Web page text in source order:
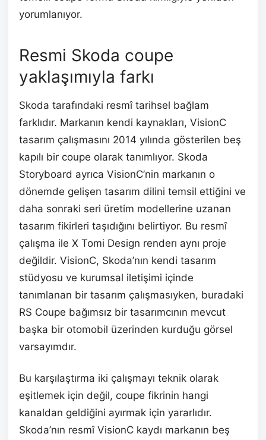
yorumlanıyor.
Resmi Skoda coupe
yaklaşımıyla farkı
Skoda tarafındaki resmî tarihsel bağlam
farklıdır. Markanın kendi kaynakları, VisionC
tasarım çalışmasını 2014 yılında gösterilen beş
kapılı bir coupe olarak tanımlıyor. Skoda
Storyboard ayrıca VisionC’nin markanın o
dönemde gelişen tasarım dilini temsil ettiğini ve
daha sonraki seri üretim modellerine uzanan
tasarım fikirleri taşıdığını belirtiyor. Bu resmî
çalışma ile X Tomi Design renderı aynı proje
değildir. VisionC, Skoda’nın kendi tasarım
stüdyosu ve kurumsal iletişimi içinde
tanımlanan bir tasarım çalışmasıyken, buradaki
RS Coupe bağımsız bir tasarımcının mevcut
başka bir otomobil üzerinden kurduğu görsel
varsayımdır.
Bu karşılaştırma iki çalışmayı teknik olarak
eşitlemek için değil, coupe fikrinin hangi
kanaldan geldiğini ayırmak için yararlıdır.
Skoda’nın resmî VisionC kaydı markanın beş